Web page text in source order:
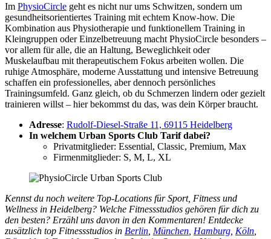
Im PhysioCircle geht es nicht nur ums Schwitzen, sondern um
gesundheitsorientiertes Training mit echtem Know-how. Die
Kombination aus Physiotherapie und funktionellem Training in
Kleingruppen oder Einzelbetreuung macht PhysioCircle besonders –
vor allem für alle, die an Haltung, Beweglichkeit oder
Muskelaufbau mit therapeutischem Fokus arbeiten wollen. Die
ruhige Atmosphäre, moderne Ausstattung und intensive Betreuung
schaffen ein professionelles, aber dennoch persönliches
Trainingsumfeld. Ganz gleich, ob du Schmerzen lindern oder gezielt
trainieren willst – hier bekommst du das, was dein Körper braucht.
Adresse: Rudolf-Diesel-Straße 11, 69115 Heidelberg
In welchem Urban Sports Club Tarif dabei?
Privatmitglieder: Essential, Classic, Premium, Max
Firmenmitglieder: S, M, L, XL
Kennst du noch weitere Top-Locations für Sport, Fitness und
Wellness in Heidelberg? Welche Fitnessstudios gehören für dich zu
den besten? Erzähl uns davon in den Kommentaren! Entdecke
zusätzlich top Fitnessstudios in Berlin München Hamburg Köln